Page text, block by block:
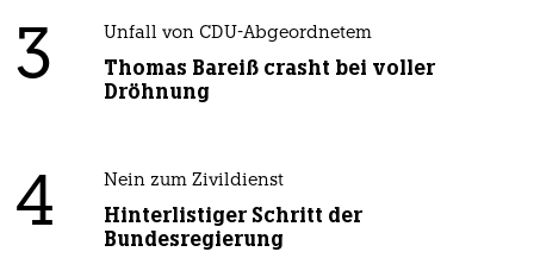
3 Unfall von CDU-Abgeordnetem
Thomas Bareiß crasht bei voller
Dröhnung
4 Nein zum Zivildienst
Hinterlistiger Schritt der
Bundesregierung